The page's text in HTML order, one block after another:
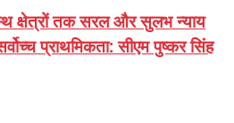
क्षेत्रों तक सरल और सुलभ न्याय
प्राथमिकता: सीएम पुष्कर सिंह